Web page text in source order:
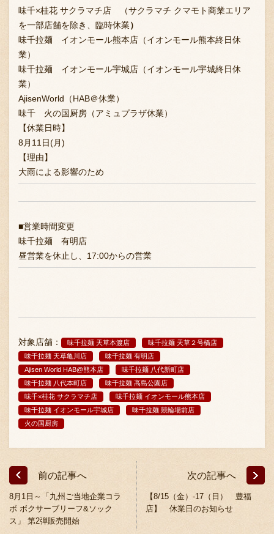
採用情報
〒869-1107 熊本県菊池郡菊陽町辛川448
096-349-2288
味千×桂花 サクラマチ店 （サクラマチ クマモト商業エリア
を一部店舗を除き、臨時休業）
味千拉麺 イオンモール熊本店（イオンモール熊本終日休
業）
味千拉麺 イオンモール宇城店（イオンモール宇城終日休
業）
AjisenWorld（HAB＠休業）
味千 火の国厨房（アミュプラザ休業）
【休業日時】
8月11日(月)
【理由】
大雨による影響のため
■営業時間変更
味千拉麺 有明店
昼営業を休止し、17:00からの営業
対象店舗： 味千拉麺 天草本渡店
味千拉麺 天草２号橋店
味千拉麺 天草亀川店
味千拉麺 有明店
Ajisen World HAB@熊本店
味千拉麺 八代新町店
味千拉麺 八代本町店
味千拉麺 高島公園店
味千×桂花 サクラマチ店
味千拉麺 イオンモール熊本店
味千拉麺 イオンモール宇城店
味千拉麺 競輪場前店
火の国厨房
前の記事へ
8月1日～「九州ご当地企業コラ
ボ ボクサーブリーフ&ソック
ス」 第2弾販売開始
次の記事へ
【8/15（金）-17（日） 豊福
店】 休業日のお知らせ